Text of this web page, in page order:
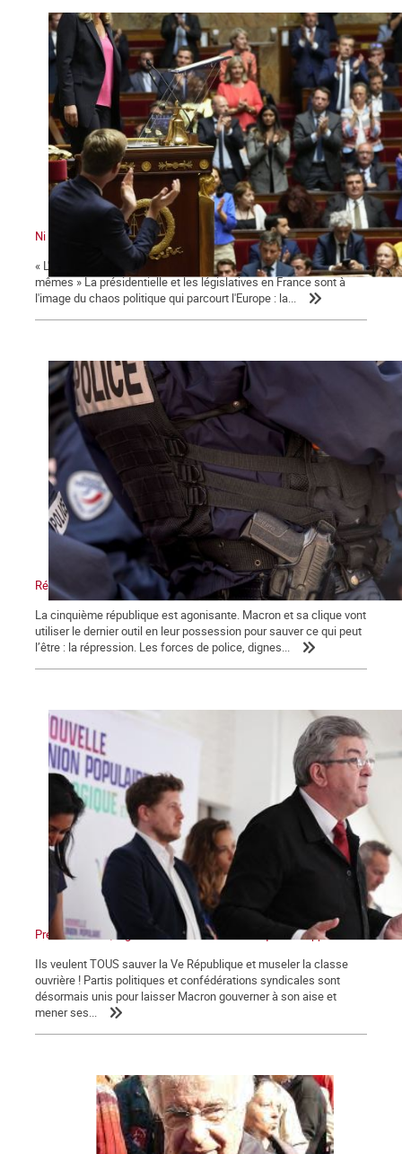
Ni le gouvernement ni l'Assemblée ne nous représente !
« L'émancipation des travailleurs sera l'œuvre des travailleurs eux-
mêmes » La présidentielle et les législatives en France sont à
l'image du chaos politique qui parcourt l'Europe : la...
Répression, maître-mot de la macronie.
La cinquième république est agonisante. Macron et sa clique vont
utiliser le dernier outil en leur possession pour sauver ce qui peut
l’être : la répression. Les forces de police, dignes...
Présidentielles, législatives : Non au front unique des appareils !
Ils veulent TOUS sauver la Ve République et museler la classe
ouvrière ! Partis politiques et confédérations syndicales sont
désormais unis pour laisser Macron gouverner à son aise et
mener ses...